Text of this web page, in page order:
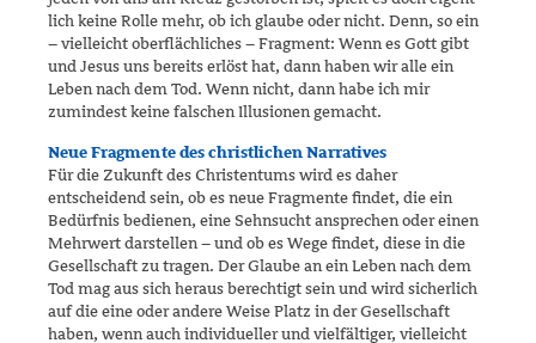
lich keine Rolle mehr, ob ich glaube oder nicht. Denn, so ein
– vielleicht oberflächliches – Fragment: Wenn es Gott gibt
und Jesus uns bereits erlöst hat, dann haben wir alle ein
Leben nach dem Tod. Wenn nicht, dann habe ich mir
zumindest keine falschen Illusionen gemacht.
Neue Fragmente des christlichen Narratives
Für die Zukunft des Christentums wird es daher
entscheidend sein, ob es neue Fragmente findet, die ein
Bedürfnis bedienen, eine Sehnsucht ansprechen oder einen
Mehrwert darstellen – und ob es Wege findet, diese in die
Gesellschaft zu tragen. Der Glaube an ein Leben nach dem
Tod mag aus sich heraus berechtigt sein und wird sicherlich
auf die eine oder andere Weise Platz in der Gesellschaft
haben, wenn auch individu­eller und vielfältiger, vielleicht